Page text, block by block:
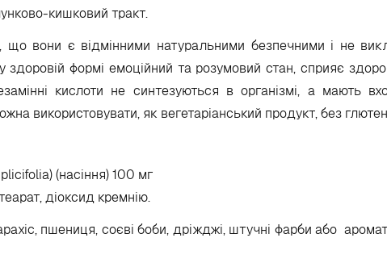
кишковий тракт.
що вони є відмінними натуральними безпечними і не
формі емоційний та розумовий стан, сприяє
кислоти не синтезуються в організмі, а мають
використовувати, як вегетаріанський продукт, без
(насіння) 100 мг
діоксид кремнію.
пшениця, соєві боби, дріжджі, штучні фарби або